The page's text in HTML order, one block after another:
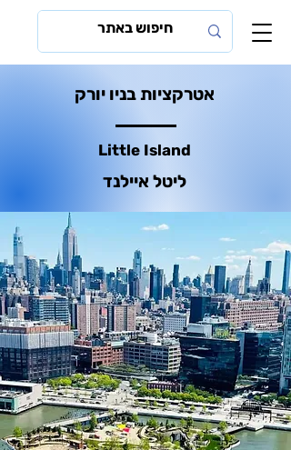
אטרקציות בניו יורק
Little Island
ליטל איילנד